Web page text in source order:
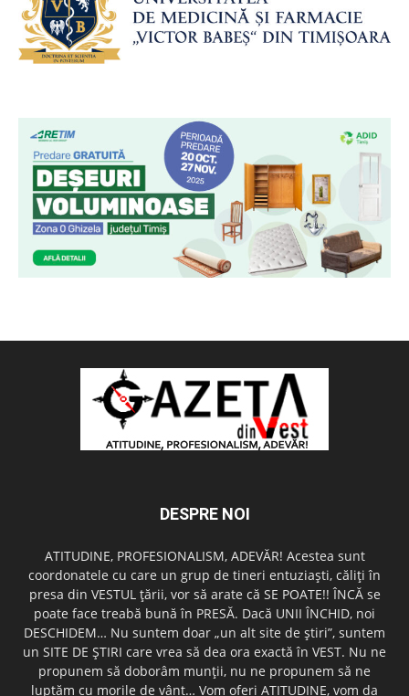
DESPRE NOI
ATITUDINE, PROFESIONALISM, ADEVĂR! Acestea sunt
coordonatele cu care un grup de tineri entuziaşti, căliţi în
presa din VESTUL ţării, vor să arate că SE POATE!! ÎNCĂ se
poate face treabă bună în PRESĂ. Dacă UNII ÎNCHID, noi
DESCHIDEM… Nu suntem doar „un alt site de ştiri”, suntem
un SITE DE ŞTIRI care vrea să dea ora exactă în VEST. Nu ne
propunem să doborâm munţii, nu ne propunem să ne
luptăm cu morile de vânt… Vom oferi ATITUDINE, vom da